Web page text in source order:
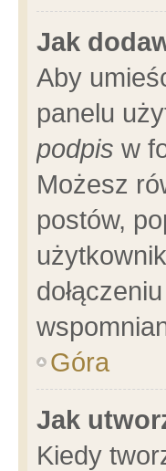
Jak
Aby
panelu
podpis w
Możesz
postów,
Góra
Jak
Kiedy